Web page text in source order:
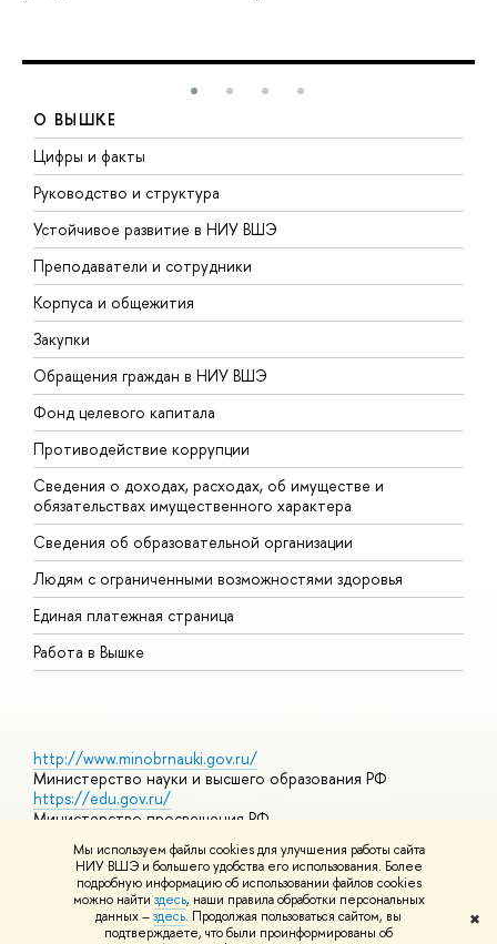
Мы используем файлы cookies для улучшения работы сайта
НИУ ВШЭ и большего удобства его использования. Более
подробную информацию об использовании файлов cookies
можно найти здесь, наши правила обработки персональных
данных –здесь. Продолжая пользоваться сайтом, вы
подтверждаете, что были проинформированы об
✖
О ВЫШКЕ
Цифры и факты
Руководство и структура
Устойчивое развитие в НИУ ВШЭ
Преподаватели и сотрудники
Корпуса и общежития
Закупки
Обращения граждан в НИУ ВШЭ
Фонд целевого капитала
Противодействие коррупции
Сведения о доходах, расходах, об имуществе и
обязательствах имущественного характера
Сведения об образовательной организации
Людям с ограниченными возможностями здоровья
Единая платежная страница
Работа в Вышке
http://www.minobrnauki.gov.ru/
Министерство науки и высшего образования РФ
https://edu.gov.ru/
Министерство просвещения РФ
Массовые открытые онлайн-курсы
© НИУ ВШЭ 1993–2026 Адреса и контактыУсловия